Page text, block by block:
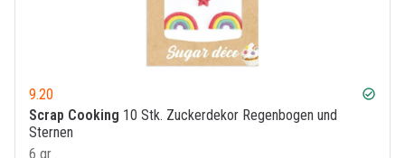
9.20 check_circle
Scrap Cooking 10 Stk. Zuckerdekor Regenbogen und
Sternen
6 gr